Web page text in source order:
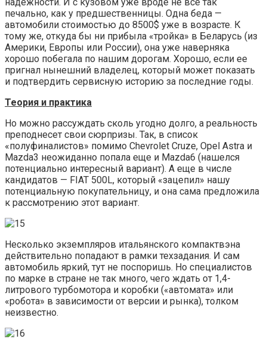
надежности. И с кузовом уже вроде не все так
печально, как у предшественницы. Одна беда —
автомобили стоимостью до 8500$ уже в возрасте. К
тому же, откуда бы ни прибыла «тройка» в Беларусь (из
Америки, Европы или России), она уже наверняка
хорошо побегала по нашим дорогам. Хорошо, если ее
пригнал нынешний владелец, который может показать
и подтвердить сервисную историю за последние годы.
Теория и практика
Но можно рассуждать сколь угодно долго, а реальность
преподнесет свои сюрпризы. Так, в список
«полуфиналистов» помимо Chevrolet Cruze, Opel Astra и
Mazda3 неожиданно попала еще и Mazda6 (нашелся
потенциально интересный вариант). А еще в числе
кандидатов — FIAT 500L, который «зацепил» нашу
потенциальную покупательницу, и она сама предложила
к рассмотрению этот вариант.
Несколько экземпляров итальянского компактвэна
действительно попадают в рамки техзадания. И сам
автомобиль яркий, тут не поспоришь. Но специалистов
по марке в стране не так много, чего ждать от 1,4-
литрового турбомотора и коробки («автомата» или
«робота» в зависимости от версии и рынка), толком
неизвестно.